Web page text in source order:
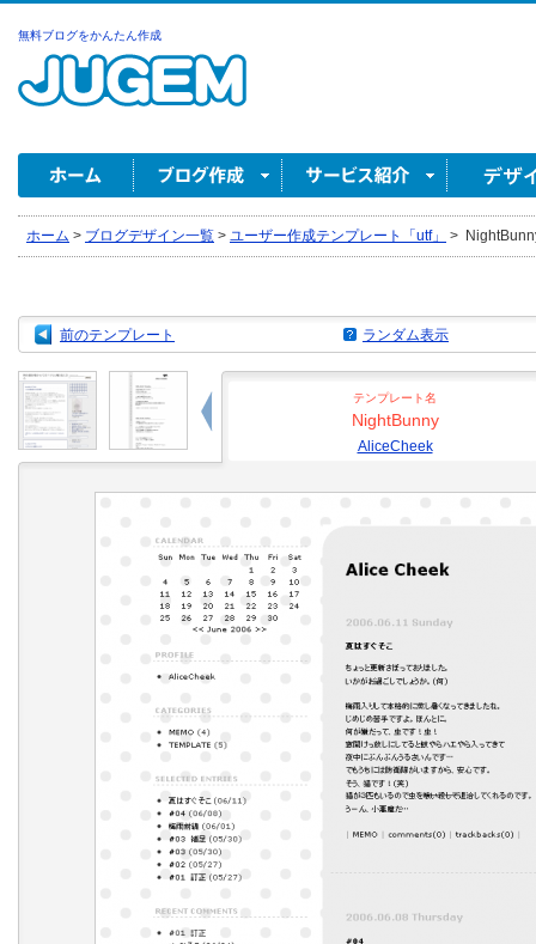
無料ブログをかんたん作成
ホーム > ブログデザイン一覧 > ユーザー作成テンプレート「utf」 >
前のテンプレート ランダム表示
テンプレート名
NightBunny
AliceCheek